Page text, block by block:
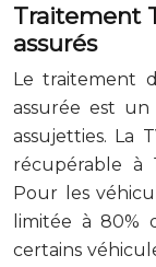
Traitement
assurés
Le traitement
assurée est
assujetties. La
récupérable à
Pour les
limitée à 80%
certains